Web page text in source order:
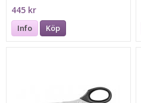
445 kr
Info Köp